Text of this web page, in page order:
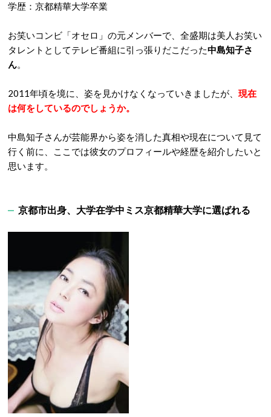
学歴：京都精華大学卒業
お笑いコンビ「オセロ」の元メンバーで、全盛期は美人お笑い
タレントとしてテレビ番組に引っ張りだこだった中島知子さ
ん。
2011年頃を境に、姿を見かけなくなっていきましたが、 現在
は何をしているのでしょうか。
中島知子さんが芸能界から姿を消した真相や現在について見て
行く前に、ここでは彼女のプロフィールや経歴を紹介したいと
思います。
京都市出身、大学在学中ミス京都精華大学に選ばれる